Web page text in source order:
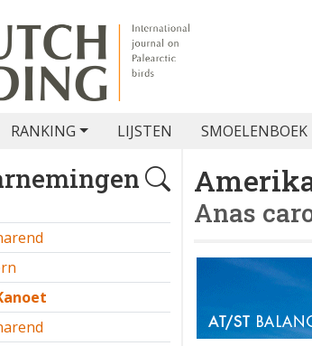
RANKING LIJSTEN SMOELENBOEK
Anas